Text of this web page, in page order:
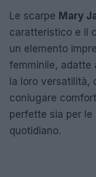
Le scarpe Mary
caratteristico e il
un elemento
femminile, adatte
la loro versatilità,
coniugare
perfette sia per le
quotidiano.